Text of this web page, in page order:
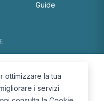
Guide
ottimizzare la tua
i servizi